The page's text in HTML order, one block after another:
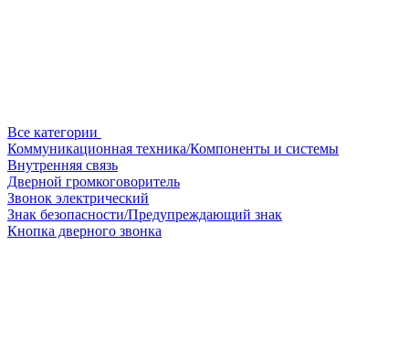
Все категории
Коммуникационная техника/Компоненты и системы
Внутренняя связь
Дверной громкоговоритель
Звонок электрический
Знак безопасности/Предупреждающий знак
Кнопка дверного звонка